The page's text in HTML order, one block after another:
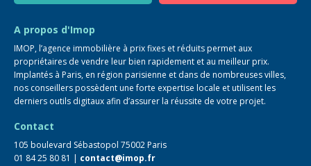
A propos d'Imop
IMOP, l’agence immobilière à prix fixes et réduits permet aux
propriétaires de vendre leur bien rapidement et au meilleur prix.
Implantés à Paris, en région parisienne et dans de nombreuses villes,
nos conseillers possèdent une forte expertise locale et utilisent les
derniers outils digitaux afin d’assurer la réussite de votre projet.
Contact
105 boulevard Sébastopol 75002 Paris
01 84 25 80 81 | contact@imop.fr